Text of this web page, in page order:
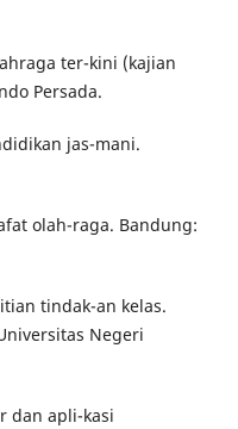
ter-kini (kajian
Persada.
jas-mani.
olah-raga. Bandung:
tindak-an kelas.
Negeri
dan apli-kasi